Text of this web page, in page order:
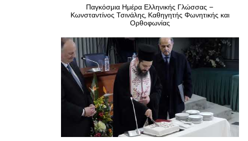
Παγκόσμια Ημέρα Ελληνικής Γλώσσας –
Κωνσταντίνος Τσινάλης, Καθηγητής Φωνητικής και
Ορθοφωνίας